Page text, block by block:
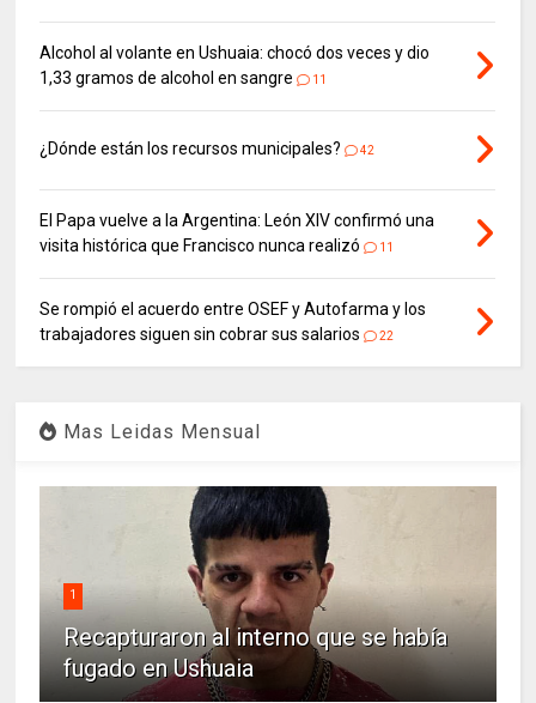
Alcohol al volante en Ushuaia: chocó dos veces y dio
1,33 gramos de alcohol en sangre
11
¿Dónde están los recursos municipales? 42
El Papa vuelve a la Argentina: León XIV confirmó una
visita histórica que Francisco nunca realizó
11
Se rompió el acuerdo entre OSEF y Autofarma y los
trabajadores siguen sin cobrar sus salarios
22
Mas Leidas Mensual
1
Recapturaron al interno que se había
fugado en Ushuaia